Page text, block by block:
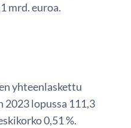
mrd. euroa.
yhteenlaskettu
lopussa 111,3
0,51 %.